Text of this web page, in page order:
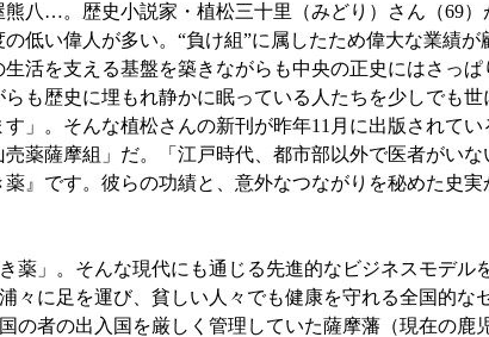
八…。歴史小説家・植松三十里（みどり）さん（69）
低い偉人が多い。“負け組”に属したため偉大な業績が
活を支える基盤を築きながらも中央の正史にはさっぱ
も歴史に埋もれ静かに眠っている人たちを少しでも世
」。そんな植松さんの新刊が昨年11月に出版されて
薬薩摩組」だ。「江戸時代、都市部以外で医者がい
』です。彼らの功績と、意外なつながりを秘めた史実
」。そんな現代にも通じる先進的なビジネスモデル
々に足を運び、貧しい人々でも健康を守れる全国的な
者の出入国を厳しく管理していた薩摩藩（現在の鹿